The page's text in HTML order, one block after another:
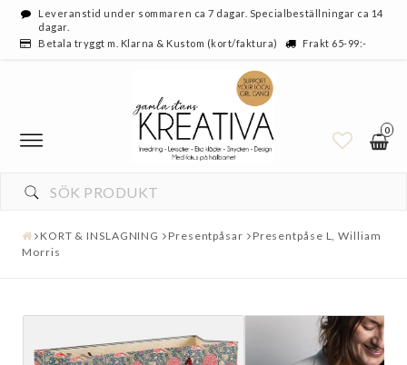
Leveranstid under sommaren ca 7 dagar. Specialbeställningar ca 14
dagar.
Betala tryggt m. Klarna & Kustom (kort/faktura)
Frakt 65-99:-
0
KORT & INSLAGNING Presentpåsar
Presentpåse L, William
Morris